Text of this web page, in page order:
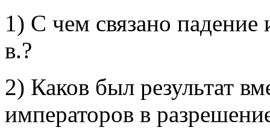
1) С чем связано
в.?
2) Каков был результат
императоров в